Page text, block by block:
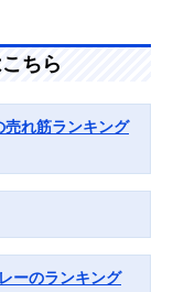
・ハイキ
テム
時間キー
420ml
ちら
売れ筋ランキング
ーのランキング